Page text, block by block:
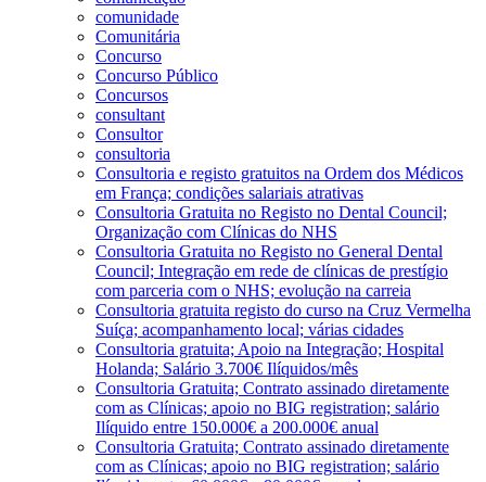
comunidade
Comunitária
Concurso
Concurso Público
Concursos
consultant
Consultor
consultoria
Consultoria e registo gratuitos na Ordem dos Médicos
em França; condições salariais atrativas
Consultoria Gratuita no Registo no Dental Council;
Organização com Clínicas do NHS
Consultoria Gratuita no Registo no General Dental
Council; Integração em rede de clínicas de prestígio
com parceria com o NHS; evolução na carreia
Consultoria gratuita registo do curso na Cruz Vermelha
Suíça; acompanhamento local; várias cidades
Consultoria gratuita; Apoio na Integração; Hospital
Holanda; Salário 3.700€ Ilíquidos/mês
Consultoria Gratuita; Contrato assinado diretamente
com as Clínicas; apoio no BIG registration; salário
Ilíquido entre 150.000€ a 200.000€ anual
Consultoria Gratuita; Contrato assinado diretamente
com as Clínicas; apoio no BIG registration; salário